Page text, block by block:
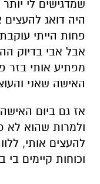
מפתיע אותי בזר
האישה שאני
אז גם ביום
ולמרות שהוא לא
להעצים אותי,